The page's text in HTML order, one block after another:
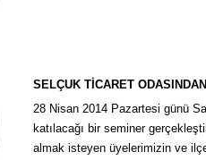
SELÇUK TİCARET
28 Nisan 2014 Pazartesi günü
katılacağı bir seminer
almak isteyen üyelerimizin ve